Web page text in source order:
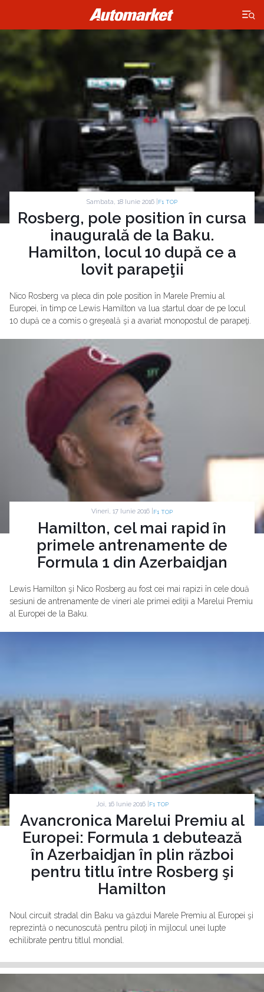
×
Sambata, 18 Iunie 2016 | F1 TOP
Rosberg, pole position în cursa
inaugurală de la Baku.
Hamilton, locul 10 după ce a
lovit parapeţii
Nico Rosberg va pleca din pole position în Marele Premiu al
Europei, în timp ce Lewis Hamilton va lua startul doar de pe locul
10 după ce a comis o greşeală şi a avariat monopostul de parapeţi.
Vineri, 17 Iunie 2016 | F1 TOP
Hamilton, cel mai rapid în
primele antrenamente de
Formula 1 din Azerbaidjan
Lewis Hamilton şi Nico Rosberg au fost cei mai rapizi în cele două
sesiuni de antrenamente de vineri ale primei ediţii a Marelui Premiu
al Europei de la Baku.
Joi, 16 Iunie 2016 | F1 TOP
Avancronica Marelui Premiu al
Europei: Formula 1 debutează
în Azerbaidjan în plin război
pentru titlu între Rosberg şi
Hamilton
Noul circuit stradal din Baku va găzdui Marele Premiu al Europei şi
reprezintă o necunoscută pentru piloţi în mijlocul unei lupte
echilibrate pentru titlul mondial.